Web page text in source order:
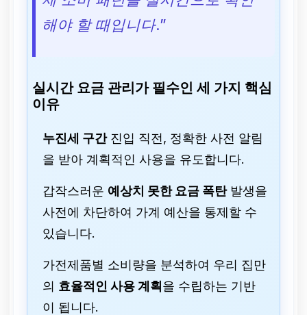
해야 할 때입니다.”
실시간 요금 관리가 필수인 세 가지 핵심
이유
누진세 구간진입 직전, 정확한 사전 알림
을 받아 계획적인 사용을 유도합니다.
갑작스러운 예상치 못한 요금 폭탄발생을
사전에 차단하여 가계 예산을 통제할 수
있습니다.
가전제품별 소비량을 분석하여 우리 집만
의 효율적인 사용 계획을 수립하는 기반
이 됩니다.